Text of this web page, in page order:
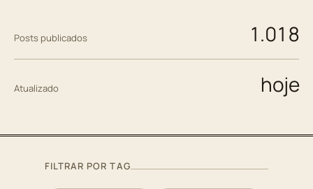
Posts publicados 1.018
Atualizado hoje
FILTRAR POR TAG